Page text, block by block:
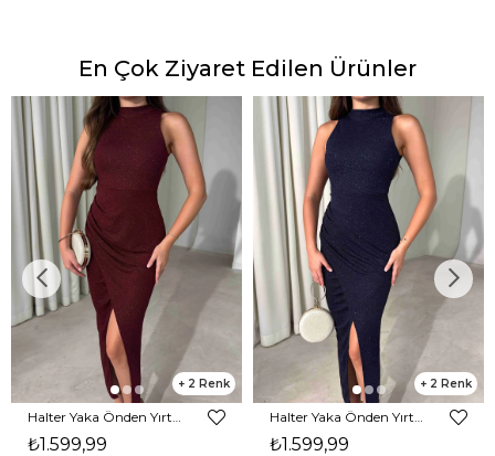
En Çok Ziyaret Edilen Ürünler
2
₺1.599,99
2
₺1.599,99